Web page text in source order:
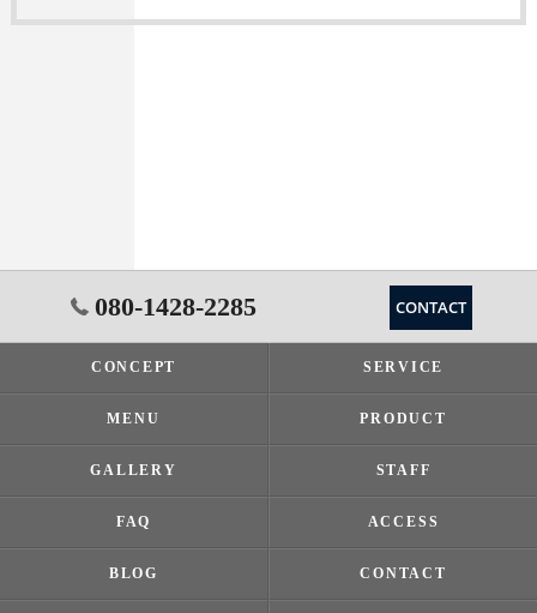
080-1428-2285 CONTACT
CONCEPT SERVICE
MENU PRODUCT
GALLERY STAFF
FAQ ACCESS
BLOG CONTACT